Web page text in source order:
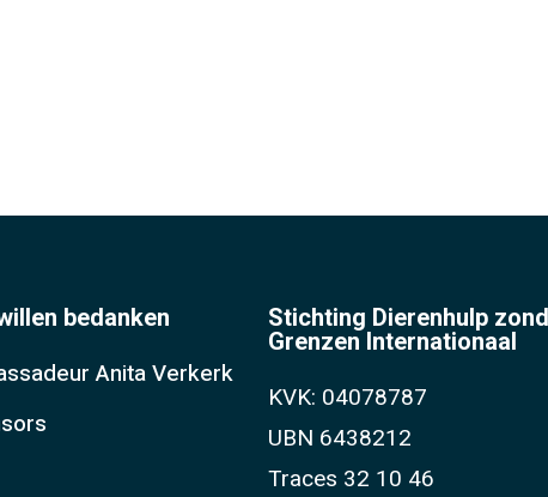
bedanken
Anita Verkerk
Stichting Dierenhulp
Grenzen Internationaal
KVK: 04078787
UBN 6438212
Traces 32 10 46